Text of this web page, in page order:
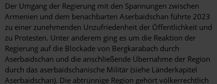
Der Umgang der Regierung mit den Spannungen zwischen
Armenien und dem benachbarten Aserbaidschan führte 2023
zu einer zunehmenden Unzufriedenheit der Öffentlichkeit und
zu Protesten. Unter anderem ging es um die Reaktion der
Regierung auf die Blockade von Bergkarabach durch
Aserbaidschan und die anschließende Übernahme der Region
durch das aserbaidschanische Militär (siehe Länderkapitel
Aserbaidschan). Die abtrünnige Region gehört völkerrechtlich